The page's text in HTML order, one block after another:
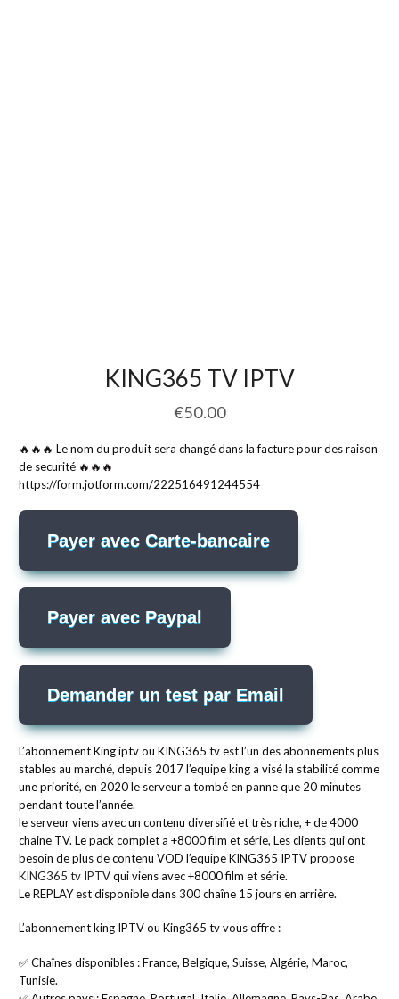
KING365 TV IPTV
€50.00
🔥🔥🔥 Le nom du produit sera changé dans la facture pour des raison
de securité 🔥🔥🔥
https://form.jotform.com/222516491244554
Payer avec Carte-bancaire
Payer avec Paypal
Demander un test par Email
L’abonnement King iptv ou KING365 tv est l’un des abonnements plus
stables au marché, depuis 2017 l’equipe king a visé la stabilité comme
une priorité, en 2020 le serveur a tombé en panne que 20 minutes
pendant toute l’année.
le serveur viens avec un contenu diversifié et très riche, + de 4000
chaine TV. Le pack complet a +8000 film et série, Les clients qui ont
besoin de plus de contenu VOD l’equipe KING365 IPTV propose
KING365 tv IPTVqui viens avec +8000 film et série.
Le REPLAY est disponible dans 300 chaîne 15 jours en arrière.
L’abonnement king IPTV ou King365 tv vous offre :
✅ Chaînes disponibles : France, Belgique, Suisse, Algérie, Maroc,
Tunisie.